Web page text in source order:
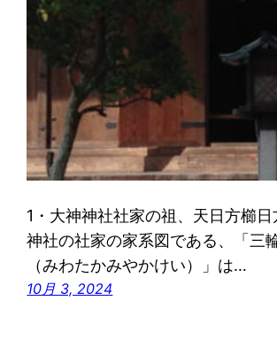
1・大神神社社家の祖、天日方櫛
神社の社家の家系図である、「三
（みわたかみやかけい）」は…
10月 3, 2024